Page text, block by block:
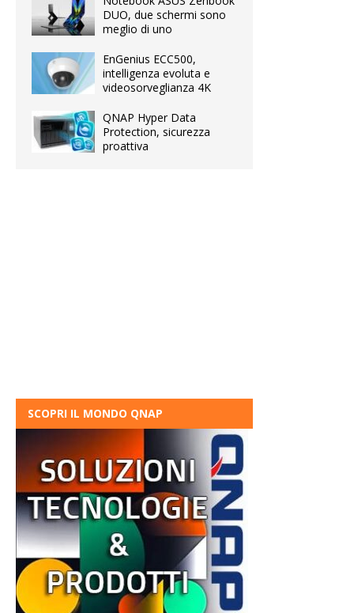
DUO, due schermi sono
meglio di uno
EnGenius ECC500,
intelligenza evoluta e
videosorveglianza 4K
QNAP Hyper Data
Protection, sicurezza
proattiva
SCOPRI IL MONDO QNAP